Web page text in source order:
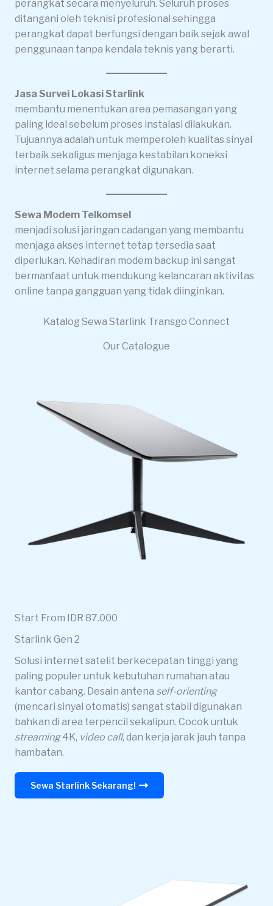
perangkat secara menyeluruh. Seluruh proses
ditangani oleh teknisi profesional sehingga
perangkat dapat berfungsi dengan baik sejak awal
penggunaan tanpa kendala teknis yang berarti.
Jasa Survei Lokasi Starlink
membantu menentukan area pemasangan yang
paling ideal sebelum proses instalasi dilakukan.
Tujuannya adalah untuk memperoleh kualitas sinyal
terbaik sekaligus menjaga kestabilan koneksi
internet selama perangkat digunakan.
Sewa Modem Telkomsel
menjadi solusi jaringan cadangan yang membantu
menjaga akses internet tetap tersedia saat
diperlukan. Kehadiran modem backup ini sangat
bermanfaat untuk mendukung kelancaran aktivitas
online tanpa gangguan yang tidak diinginkan.
Katalog Sewa Starlink Transgo Connect
Our Catalogue
Start From IDR 87.000
Starlink Gen 2
Solusi internet satelit berkecepatan tinggi yang
paling populer untuk kebutuhan rumahan atau
kantor cabang. Desain antena self-orienting
(mencari sinyal otomatis) sangat stabil digunakan
bahkan di area terpencil sekalipun. Cocok untuk
streaming4K, video call, dan kerja jarak jauh tanpa
hambatan.
Sewa Starlink Sekarang!